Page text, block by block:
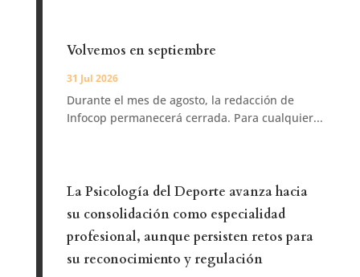
Volvemos en septiembre
31 Jul 2026
Durante el mes de agosto, la redacción de
Infocop permanecerá cerrada. Para cualquier...
La Psicología del Deporte avanza hacia
su consolidación como especialidad
profesional, aunque persisten retos para
su reconocimiento y regulación